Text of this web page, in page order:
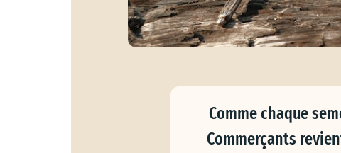
Comme chaque
Commerçants